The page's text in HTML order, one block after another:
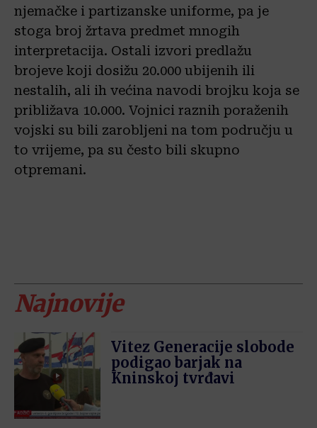
njemačke i partizanske uniforme, pa je
stoga broj žrtava predmet mnogih
interpretacija. Ostali izvori predlažu
brojeve koji dosižu 20.000 ubijenih ili
nestalih, ali ih većina navodi brojku koja se
približava 10.000. Vojnici raznih poraženih
vojski su bili zarobljeni na tom području u
to vrijeme, pa su često bili skupno
otpremani.
Najnovije
Vitez Generacije slobode
podigao barjak na
Kninskoj tvrđavi